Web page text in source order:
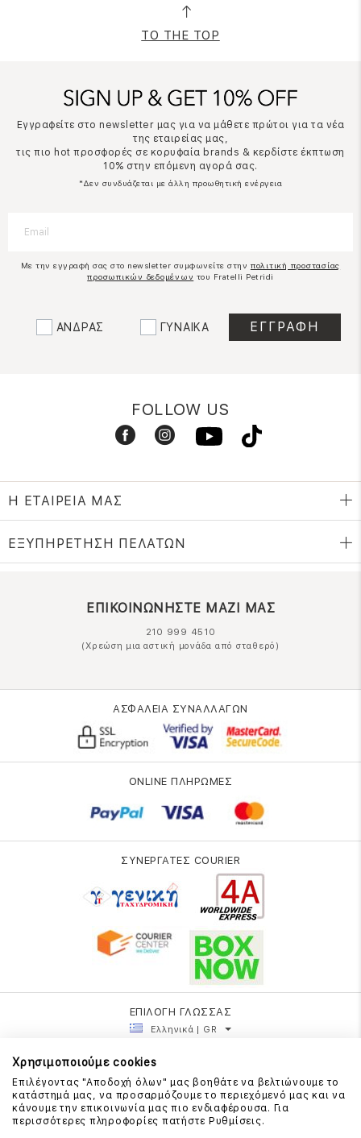
TO THE TOP
Εγγραφείτε στο newsletter μας για να μάθετε πρώτοι για τα νέα
της εταιρείας μας,
τις πιο hot προσφορές σε κορυφαία brands & κερδίστε έκπτωση
10% στην επόμενη αγορά σας.
*Δεν συνδυάζεται με άλλη προωθητική ενέργεια
Με την εγγραφή σας στο newsletter συμφωνείτε στην πολιτική προστασίας
προσωπικών δεδομένων του Fratelli Petridi
ΑΝΔΡΑΣ ΓΥΝΑΙΚΑ
FOLLOW US
Η ΕΤΑΙΡΕΙΑ ΜΑΣ
ΕΞΥΠΗΡΕΤΗΣΗ ΠΕΛΑΤΩΝ
ΕΠΙΚΟΙΝΩΝΗΣΤΕ ΜΑΖΙ ΜΑΣ
210 999 4510
(Χρεώση μια αστική μονάδα από σταθερό)
ΑΣΦΑΛΕΙΑ ΣΥΝΑΛΛΑΓΩΝ
ONLINE ΠΛΗΡΩΜΕΣ
ΣΥΝΕΡΓΑΤΕΣ COURIER
ΕΠΙΛΟΓΗ ΓΛΩΣΣΑΣ
Ελληνικά | GR
Χρησιμοποιούμε cookies
Επιλέγοντας "Αποδοχή όλων" μας βοηθάτε να βελτιώνουμε το
κατάστημά μας, να προσαρμόζουμε το περιεχόμενό μας και να
κάνουμε την επικοινωνία μας πιο ενδιαφέρουσα. Για
περισσότερες πληροφορίες πατήστε Ρυθμίσεις.